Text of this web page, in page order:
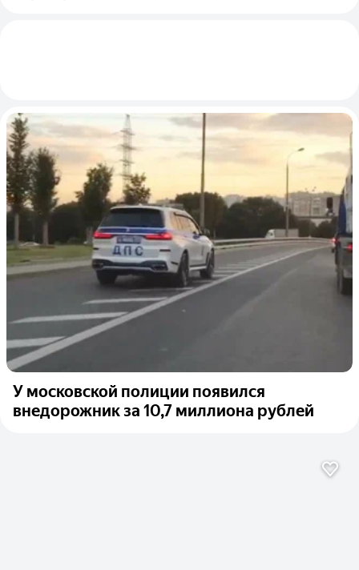
У московской полиции появился
внедорожник за 10,7 миллиона рублей